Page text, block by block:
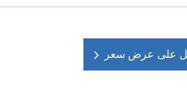
على عرض سعر